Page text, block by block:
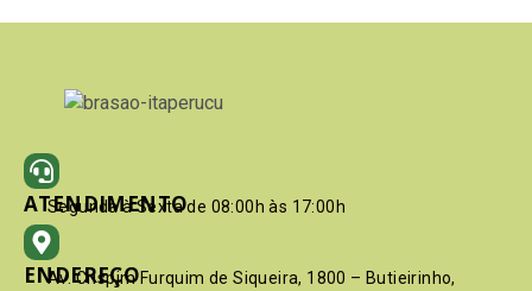
ATENDIMENTO
Segunda à Sexta de 08:00h às 17:00h
ENDEREÇO
Av. Crispim Furquim de Siqueira, 1800 – Butieirinho,